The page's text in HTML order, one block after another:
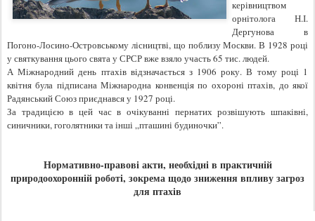
керівництвом
орнітолога Н.І.
Дергунова в
Погоно-Лосино-Островському лісництві, що поблизу Москви. В 1928 році
у святкування цього свята у СРСР вже взяло участь 65 тис. людей.
А Міжнародний день птахів відзначається з 1906 року. В тому році 1
квітня була підписана Міжнародна конвенція по охороні птахів, до якої
Радянський Союз приєднався у 1927 році.
За традицією в цей час в очікуванні пернатих розвішують шпаківні,
синичники, гоголятники та інші „пташині будиночки”.
Нормативно-правові акти, необхідні в практичній
природоохоронній роботі, зокрема щодо зниження впливу загроз
для птахів